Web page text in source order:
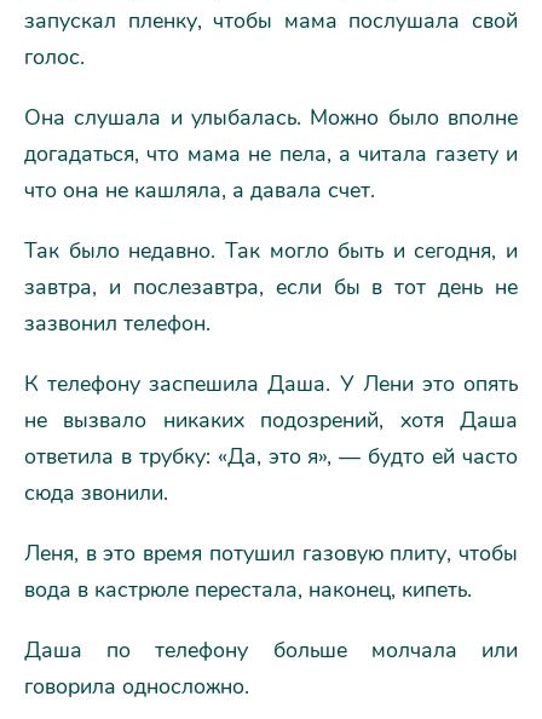
запускал пленку, чтобы мама послушала свой
голос.
Она слушала и улыбалась. Можно было вполне
догадаться, что мама не пела, а читала газету и
что она не кашляла, а давала счет.
Так было недавно. Так могло быть и сегодня, и
завтра, и послезавтра, если бы в тот день не
зазвонил телефон.
К телефону заспешила Даша. У Лени это опять
не вызвало никаких подозрений, хотя Даша
ответила в трубку: «Да, это я», — будто ей часто
сюда звонили.
Леня, в это время потушил газовую плиту, чтобы
вода в кастрюле перестала, наконец, кипеть.
Даша по телефону больше молчала или
говорила односложно.